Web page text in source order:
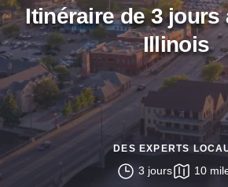
Itinéraire de 3 jours
Illinois
DES EXPERTS
3 jours 10